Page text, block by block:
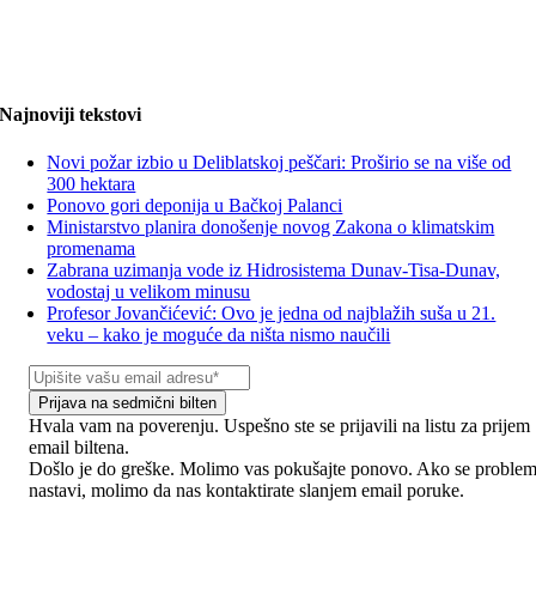
Najnoviji tekstovi
Novi požar izbio u Deliblatskoj peščari: Proširio se na više od
300 hektara
Ponovo gori deponija u Bačkoj Palanci
Ministarstvo planira donošenje novog Zakona o klimatskim
promenama
Zabrana uzimanja vode iz Hidrosistema Dunav-Tisa-Dunav,
vodostaj u velikom minusu
Profesor Jovančićević: Ovo je jedna od najblažih suša u 21.
veku – kako je moguće da ništa nismo naučili
Prijava na sedmični bilten
Hvala vam na poverenju. Uspešno ste se prijavili na listu za prijem
email biltena.
Došlo je do greške. Molimo vas pokušajte ponovo. Ako se
nastavi, molimo da nas kontaktirate slanjem email poruke.